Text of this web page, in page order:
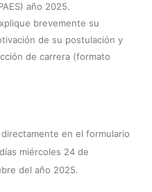
año 2025.
brevemente su
de su postulación y
de carrera (formato
en el formulario
miércoles 24 de
del año 2025.